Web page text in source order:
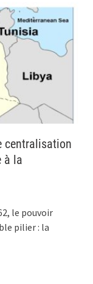
centralisation
à la
le pouvoir
pilier : la